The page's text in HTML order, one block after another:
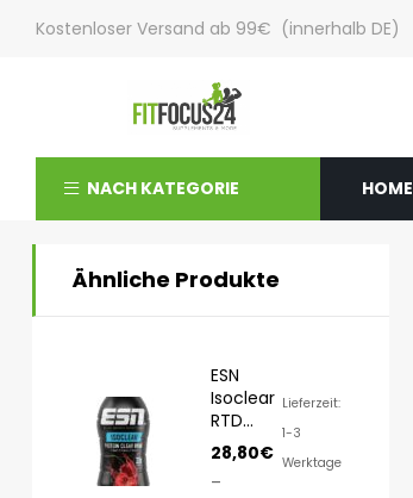
Kostenloser Versand ab 99€ (innerhalb DE)
NACH KATEGORIE HOME
Ähnliche Produkte
ESN
Isoclear
RTD
8x500ml
28,80€
–
Lieferzeit:
1-3
Werktage